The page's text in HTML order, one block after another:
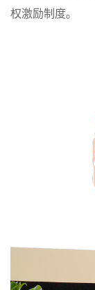
权激励制度。